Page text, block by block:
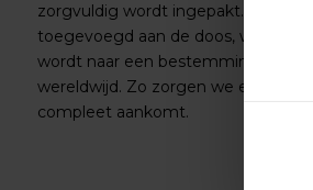
zorgvuldig wordt ingepakt.
toegevoegd aan de doos, waarna
wordt naar een bestemming in
wereldwijd. Zo zorgen we ervoor
compleet aankomt.